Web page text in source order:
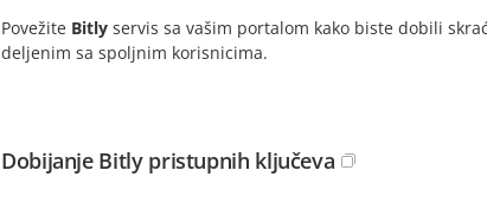
Povežite Bitly servis sa vašim portalom kako biste dobili
deljenim sa spoljnim korisnicima.
Dobijanje Bitly pristupnih ključeva